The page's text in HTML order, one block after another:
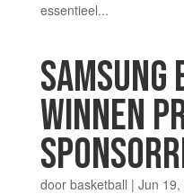
essentieel...
SAMSUNG
WINNEN
door basketball | Jun 19,